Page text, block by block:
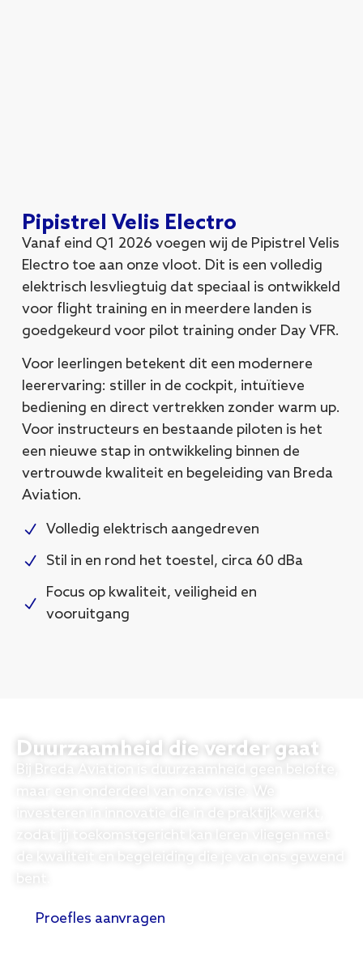
Pipistrel Velis Electro
Vanaf eind Q1 2026 voegen wij de Pipistrel Velis
Electro toe aan onze vloot. Dit is een volledig
elektrisch lesvliegtuig dat speciaal is ontwikkeld
voor flight training en in meerdere landen is
goedgekeurd voor pilot training onder Day VFR.
Voor leerlingen betekent dit een modernere
leerervaring: stiller in de cockpit, intuïtieve
bediening en direct vertrekken zonder warm up.
Voor instructeurs en bestaande piloten is het
een nieuwe stap in ontwikkeling binnen de
vertrouwde kwaliteit en begeleiding van Breda
Aviation.
Volledig elektrisch aangedreven
Stil in en rond het toestel, circa 60 dBa
Focus op kwaliteit, veiligheid en
vooruitgang
Duurzaamheid die verder gaat
Bij Breda Aviation is duurzaamheid geen belofte,
maar een onderdeel van onze visie. We
Proefles aanvragen